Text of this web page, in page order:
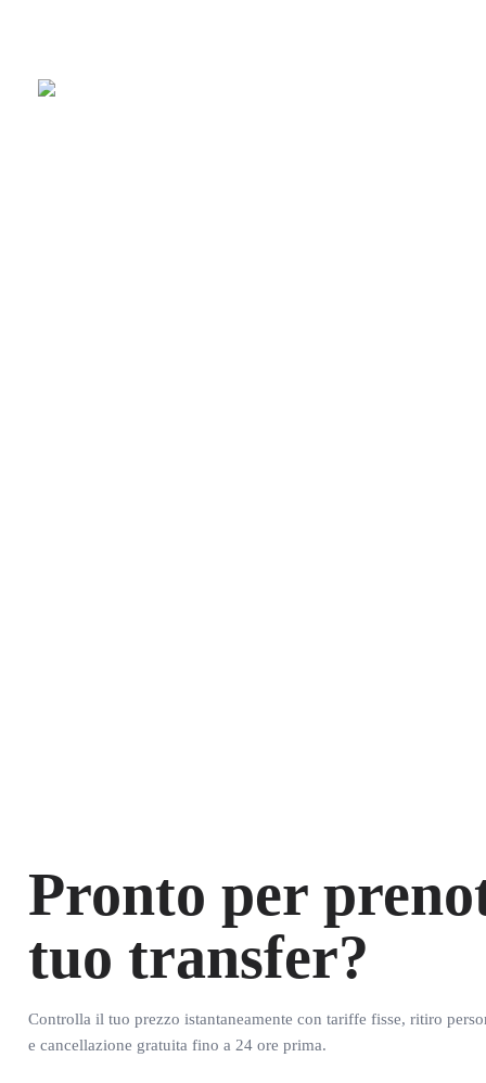
Pronto per
tuo transfer?
Controlla il tuo prezzo istantaneamente con tariffe fisse, ritiro
e cancellazione gratuita fino a 24 ore prima.